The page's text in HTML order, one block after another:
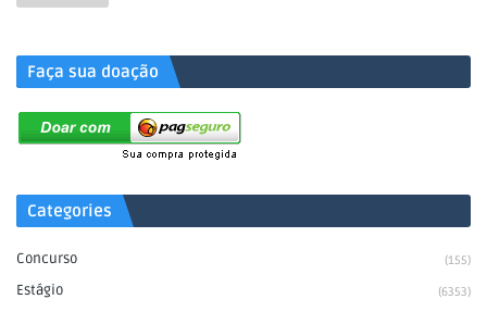
Faça sua doação
Categories
Concurso (155)
Estágio (6353)